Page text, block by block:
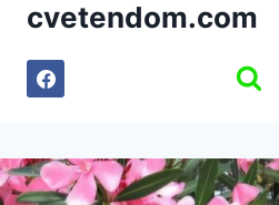
Къмcvetendom.com